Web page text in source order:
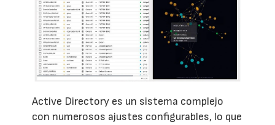
Active Directory es un sistema complejo
con numerosos ajustes configurables, lo que